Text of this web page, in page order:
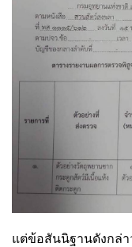
แต่ข้อสันนิฐานดังกล่า